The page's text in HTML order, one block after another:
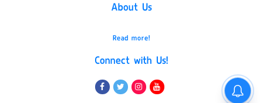
About Us
Read more!
Connect with Us!
നെടുമ്പാശേരിയിൽ ഇറങ്ങിയ
വിമാനത്തിന്റെ എമർജെൻസി വാതിൽ